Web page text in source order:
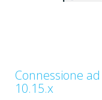
Connessione
10.15.x